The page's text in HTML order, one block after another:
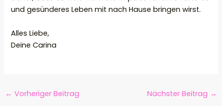
und gesünderes Leben mit nach Hause bringen wirst.
Alles Liebe,
Deine Carina
← Vorheriger Beitrag Nächster Beitrag →